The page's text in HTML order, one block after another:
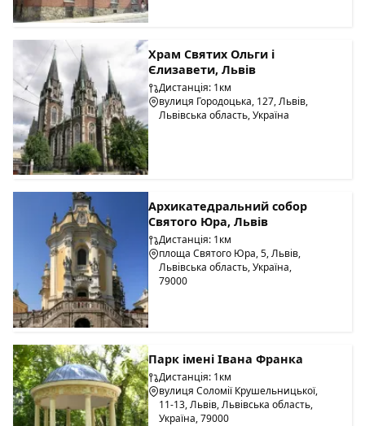
Храм Святих Ольги і
Єлизавети, Львів
Дистанція: 1км
вулиця Городоцька, 127, Львів,
Львівська область, Україна
Архикатедральний собор
Святого Юра, Львів
Дистанція: 1км
площа Святого Юра, 5, Львів,
Львівська область, Україна,
79000
Парк імені Івана Франка
Дистанція: 1км
вулиця Соломії Крушельницької,
11-13, Львів, Львівська область,
Україна, 79000